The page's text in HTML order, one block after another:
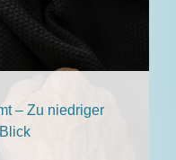
– Zu niedriger